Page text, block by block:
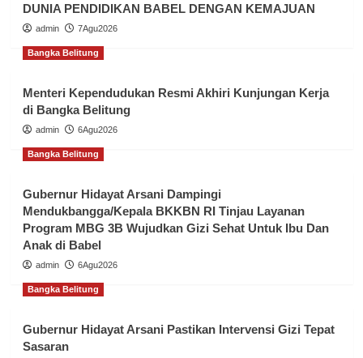
DUNIA PENDIDIKAN BABEL DENGAN KEMAJUAN
admin 7Agu2026
Bangka Belitung
Menteri Kependudukan Resmi Akhiri Kunjungan Kerja
di Bangka Belitung
admin 6Agu2026
Bangka Belitung
Gubernur Hidayat Arsani Dampingi
Mendukbangga/Kepala BKKBN RI Tinjau Layanan
Program MBG 3B Wujudkan Gizi Sehat Untuk Ibu Dan
Anak di Babel
admin 6Agu2026
Bangka Belitung
Gubernur Hidayat Arsani Pastikan Intervensi Gizi Tepat
Sasaran